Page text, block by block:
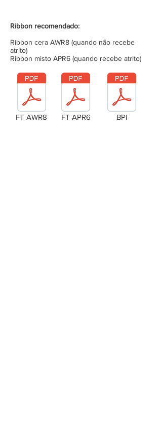
Ribbon recomendado:
Ribbon cera AWR8 (quando não recebe
atrito)
Ribbon misto APR6 (quando recebe atrito)
FT AWR8 FT APR6 BPI